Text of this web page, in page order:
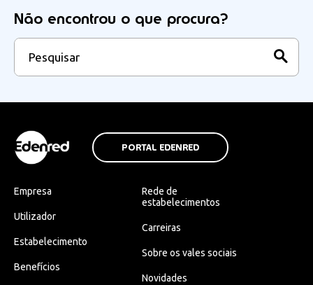
Não encontrou o que procura?
PORTAL EDENRED
Empresa
Utilizador
Estabelecimento
Benefícios
Rede de
estabelecimentos
Carreiras
Sobre os vales sociais
Novidades